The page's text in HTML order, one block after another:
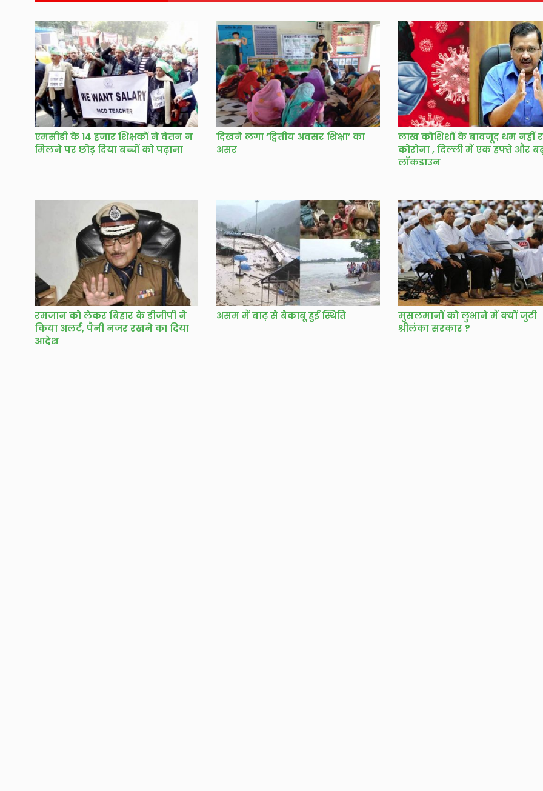
एमसीडी के 14 हजार शिक्षकों ने वेतन न
मिलने पर छोड़ दिया बच्चों को पढ़ाना
दिखने लगा ‘द्वितीय अवसर शिक्षा’ का
असर
लाख कोशिशों के बावजूद थम नहीं
कोरोना , दिल्ली में एक हफ्ते और
लॉकडाउन
रमजान को लेकर बिहार के डीजीपी ने
किया अलर्ट, पैनी नजर रखने का दिया
आदेश
असम में बाढ़ से बेकाबू हुई स्थिति
मुसलमानों को लुभाने में क्यों जुटी
श्रीलंका सरकार ?